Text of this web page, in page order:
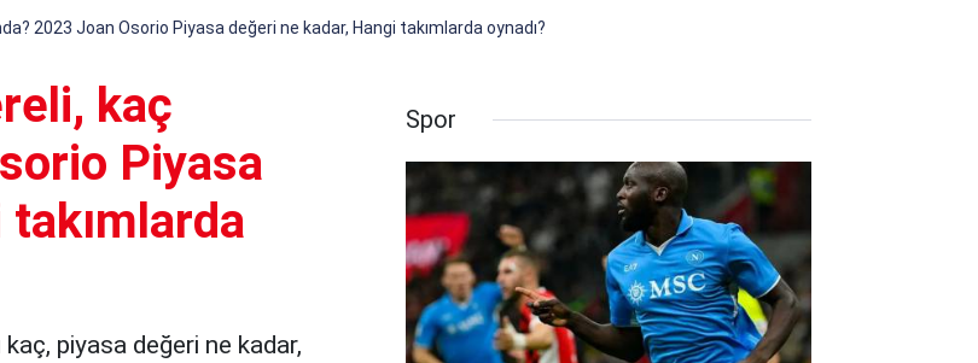
2023 Joan Osorio Piyasa değeri ne kadar, Hangi takımlarda oynadı?
kaç
Piyasa
piyasa değeri ne kadar,
Spor